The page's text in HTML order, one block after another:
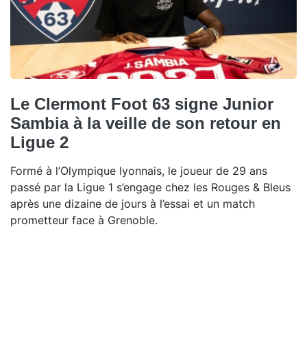
Le Clermont Foot 63 signe Junior
Sambia à la veille de son retour en
Ligue 2
Formé à l’Olympique lyonnais, le joueur de 29 ans
passé par la Ligue 1 s’engage chez les Rouges & Bleus
après une dizaine de jours à l’essai et un match
prometteur face à Grenoble.